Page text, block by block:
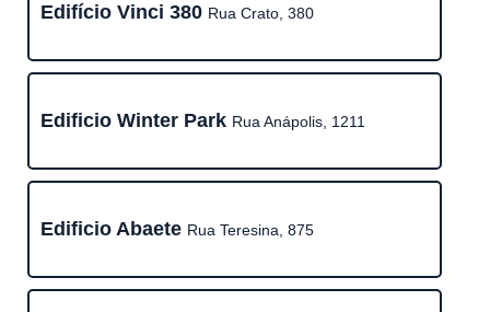
Edifício Vinci 380 Rua Crato, 380
Edificio Winter Park Rua Anápolis, 1211
Edificio Abaete Rua Teresina, 875